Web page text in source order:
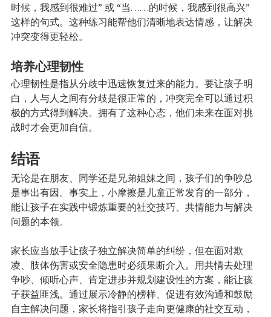
时候，我感到很难过” 或 “当……的时候，我感到很高兴”
这样的句式。这种练习能帮他们清晰地表达情感，让解决
冲突变得更轻松。
培养心理韧性
心理韧性是指从分歧中迅速恢复过来的能力。要让孩子明
白，人与人之间有分歧是很正常的，冲突完全可以通过积
极的方式得到解决。拥有了这种心态，他们未来在面对挑
战时才会更加自信。
结语
无论是在朋友、同学还是兄弟姐妹之间，孩子们的争吵总
是事出有因。事实上，小摩擦是儿童正常发育的一部分，
能让孩子在实践中锻炼重要的社交技巧、共情能力与解决
问题的本领。
家长应当放手让孩子独立解决简单的纠纷，但在面对欺
凌、肢体伤害或安全隐患时必须果断介入。用共情去处理
争吵、倾听心声、肯定进步并规划建设性的方案，能让孩
子获益匪浅。通过展示冷静的榜样、促进有效沟通和鼓励
自主解决问题，家长将指引孩子走向更健康的社交互动，